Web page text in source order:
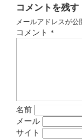
コメントを残す
メールアドレスが公
コメント *
名前
メール
サイト